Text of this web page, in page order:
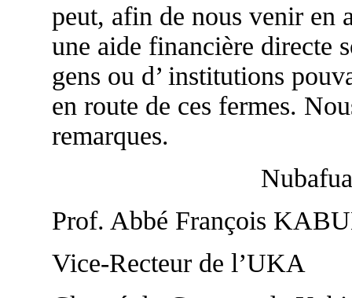
peut, afin de nous venir en
une aide financière directe
gens ou d’ institutions
en route de ces fermes.
remarques.
Prof. Abbé François
Vice-Recteur de l’UKA